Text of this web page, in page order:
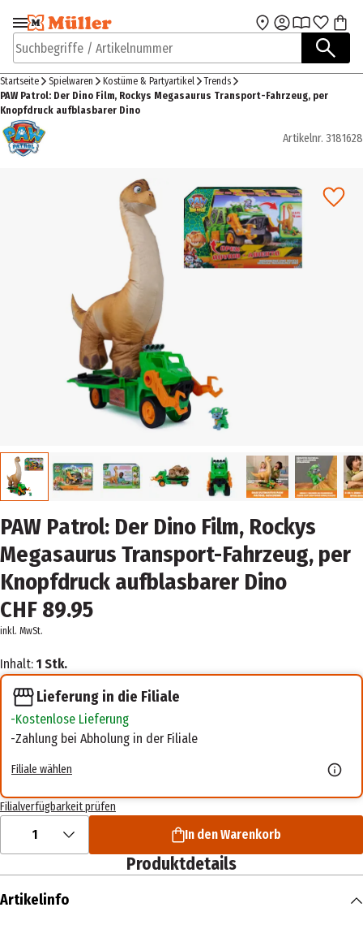
Zur Navigation
springen
Zum Hauptinhalt
Suchbegriffe / Artikelnummer
Startseite Spielwaren Kostüme & Partyartikel
Trends
PAW Patrol: Der Dino Film, Rockys Megasaurus Transport-Fahrzeug, per
Knopfdruck aufblasbarer Dino
Artikelnr. 3181628
PAW Patrol: Der Dino Film, Rockys
Megasaurus Transport-Fahrzeug, per
Knopfdruck aufblasbarer Dino
CHF 89.95
inkl. MwSt.
Inhalt: 1 Stk.
Lieferung in die Filiale
Kostenlose Lieferung
Zahlung bei Abholung in der Filiale
Filiale wählen
Filialverfügbarkeit prüfen
1 In den Warenkorb
Produktdetails
Artikelinfo